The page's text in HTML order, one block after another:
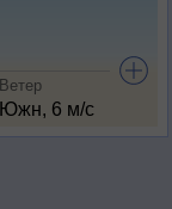
Ветер
Южн, 6 м/с